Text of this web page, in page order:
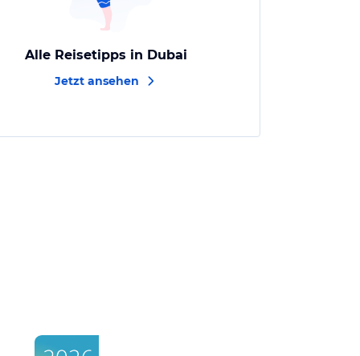
Alle Reisetipps in Dubai
Jetzt ansehen